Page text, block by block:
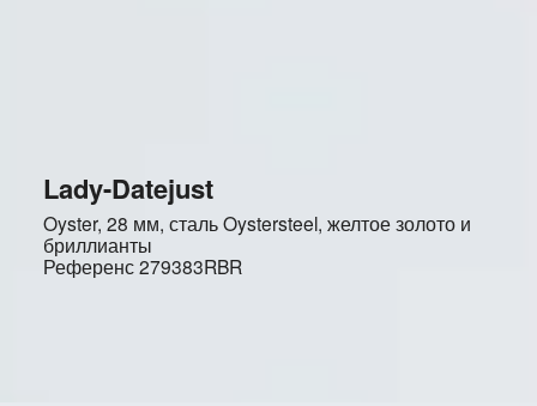
Lady-Datejust
Oyster, 28 мм, сталь Oystersteel, желтое золото и
бриллианты
Референс279383RBR